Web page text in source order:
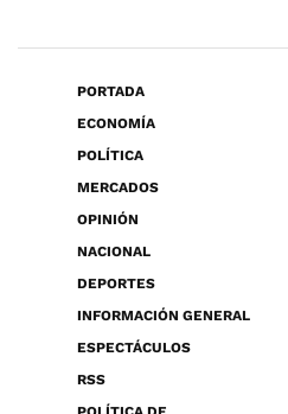
PORTADA
ECONOMÍA
POLÍTICA
MERCADOS
OPINIÓN
NACIONAL
DEPORTES
INFORMACIÓN GENERAL
ESPECTÁCULOS
RSS